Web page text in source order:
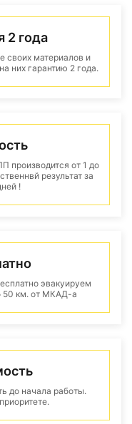
2 года
своих материалов и
них гарантию 2 года.
производится от 1 до
результат за
!
эвакуируем
50 км. от МКАД-а
до начала работы.